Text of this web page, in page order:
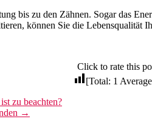
bis zu den Zähnen. Sogar das
können Sie die Lebensqualität
Click to rate this
[Total: 1
zu beachten?
→